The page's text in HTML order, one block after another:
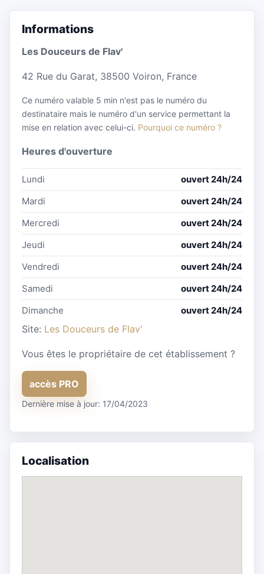
Informations
Les Douceurs de Flav'
42 Rue du Garat, 38500 Voiron, France
Ce numéro valable 5 min n'est pas le numéro du
destinataire mais le numéro d'un service permettant la
mise en relation avec celui-ci. Pourquoi ce numéro ?
Heures d'ouverture
Lundi
ouvert 24h/24
Mardi
ouvert 24h/24
Mercredi
ouvert 24h/24
Jeudi
ouvert 24h/24
Vendredi
ouvert 24h/24
Samedi
ouvert 24h/24
Dimanche
ouvert 24h/24
Site: Les Douceurs de Flav'
Vous êtes le propriétaire de cet établissement ?
accès PRO
Dernière mise à jour: 17/04/2023
Localisation